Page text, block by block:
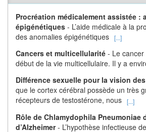
Procréation médicalement assistée :
épigénétiques - L’aide médicale à la
des anomalies épigénétiques [...]
Cancers et multicellularité - Le
début de la vie multicellulaire. Il y a
Différence sexuelle pour la vision
que le cortex cérébral possède un très
récepteurs de testostérone, nous [...]
Rôle de Chlamydophila Pneumoniae
d’Alzheimer- L’hypothèse infectieuse